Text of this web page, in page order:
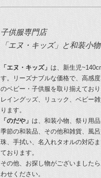
子供服専門店
「エヌ・キッズ」と和装小物
「エヌ・キッズ」 は、新生児
す。リーズナブルな価格で、高感
のベビー・子供服を取り揃えており
レイングッズ、リュック、ベビー
ります。
「のだや」 は、和装小物、祭り用
季節の和装品、その他和雑貨、風
珠、手拭い、名入れタオルの対応
ております。
その他、お探し物がございました
わせください。